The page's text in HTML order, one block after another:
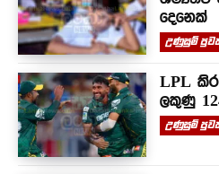
දෙනෙක්
උණුසුම්
LPL
ලකුණු
උණුසුම්